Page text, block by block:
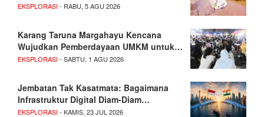
EKSPLORASI- RABU, 5 AGU 2026
Karang Taruna Margahayu Kencana
Wujudkan Pemberdayaan UMKM untuk…
EKSPLORASI- SABTU, 1 AGU 2026
Jembatan Tak Kasatmata: Bagaimana
Infrastruktur Digital Diam-Diam…
EKSPLORASI- KAMIS, 23 JUL 2026